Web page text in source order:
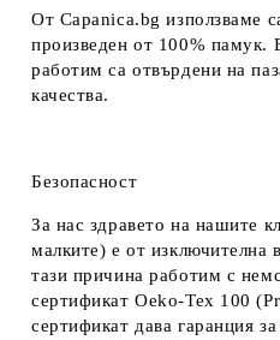
От Capanica.bg използваме
произведен от 100% памук.
работим са отвърдени на
качества.
Безопасност
За нас здравето на нашите
малките) е от
тази причина работим с
сертификат Oeko-Tex 100
сертификат дава гаранция